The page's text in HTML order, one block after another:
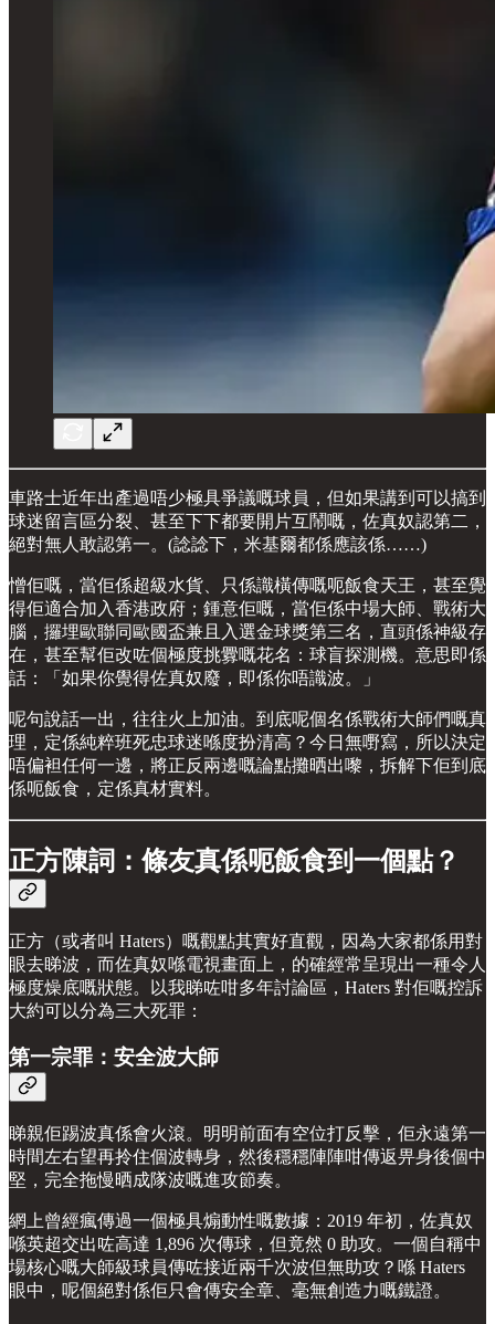
車路士近年出產過唔少極具爭議嘅球員，但如果講到可以搞到
球迷留言區分裂、甚至下下都要開片互鬧嘅，佐真奴認第二，
絕對無人敢認第一。(諗諗下，米基爾都係應該係……)
憎佢嘅，當佢係超級水貨、只係識橫傳嘅呃飯食天王，甚至覺
得佢適合加入香港政府；鍾意佢嘅，當佢係中場大師、戰術大
腦，攞埋歐聯同歐國盃兼且入選金球獎第三名，直頭係神級存
在，甚至幫佢改咗個極度挑釁嘅花名：球盲探測機。意思即係
話：「如果你覺得佐真奴廢，即係你唔識波。」
呢句說話一出，往往火上加油。到底呢個名係戰術大師們嘅真
理，定係純粹班死忠球迷喺度扮清高？今日無嘢寫，所以決定
唔偏袒任何一邊，將正反兩邊嘅論點攤晒出嚟，拆解下佢到底
係呃飯食，定係真材實料。
正方陳詞：條友真係呃飯食到一個點？
正方（或者叫 Haters）嘅觀點其實好直觀，因為大家都係用對
眼去睇波，而佐真奴喺電視畫面上，的確經常呈現出一種令人
極度燥底嘅狀態。以我睇咗咁多年討論區，Haters 對佢嘅控訴
大約可以分為三大死罪：
第一宗罪：安全波大師
睇親佢踢波真係會火滾。明明前面有空位打反擊，佢永遠第一
時間左右望再拎住個波轉身，然後穩穩陣陣咁傳返畀身後個中
堅，完全拖慢晒成隊波嘅進攻節奏。
網上曾經瘋傳過一個極具煽動性嘅數據：2019 年初，佐真奴
喺英超交出咗高達 1,896 次傳球，但竟然 0 助攻。一個自稱中
場核心嘅大師級球員傳咗接近兩千次波但無助攻？喺 Haters
眼中，呢個絕對係佢只會傳安全章、毫無創造力嘅鐵證。